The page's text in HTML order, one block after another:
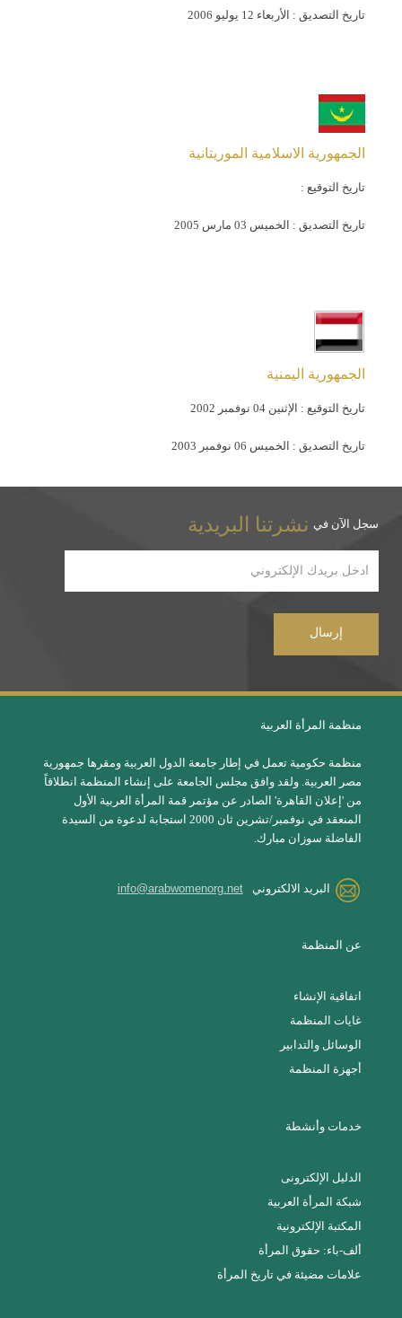
تاريخ التصديق : الأربعاء 12 يوليو 2006
الجمهورية الاسلامية الموريتانية
تاريخ التوقيع :
تاريخ التصديق : الخميس 03 مارس 2005
الجمهورية اليمنية
تاريخ التوقيع : الإثنين 04 نوفمبر 2002
تاريخ التصديق : الخميس 06 نوفمبر 2003
سجل الآن في نشرتنا البريدية
منظمة المرأة العربية
منظمة حكومية تعمل في إطار جامعة الدول العربية ومقرها جمهورية
مصر العربية. ولقد وافق مجلس الجامعة على إنشاء المنظمة انطلاقاً
من 'إعلان القاهرة' الصادر عن مؤتمر قمة المرأة العربية الأول
المنعقد في نوفمبر/تشرين ثان 2000 استجابة لدعوة من السيدة
الفاضلة سوزان مبارك.
البريد الالكتروني info@arabwomenorg.net
عن المنظمة
اتفاقية الإنشاء
غايات المنظمة
الوسائل والتدابير
أجهزة المنظمة
خدمات وأنشطة
الدليل الإلكترونى
شبكة المرأة العربية
المكتبة الإلكترونية
ألف-باء: حقوق المرأة
علامات مضيئة في تاريخ المرأة